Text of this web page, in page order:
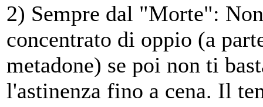
2) Sempre dal "Morte":
concentrato di oppio (a
metadone) se poi non ti
l'astinenza fino a cena. Il